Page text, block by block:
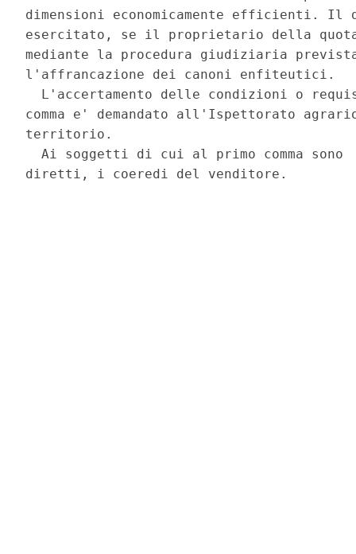
dimensioni economicamente
esercitato, se il proprietario della
mediante la procedura giudiziaria
l'affrancazione dei canoni enfiteutici.
L'accertamento delle condizioni o
comma e' demandato all'Ispettorato
territorio.
Ai soggetti di cui al primo comma sono